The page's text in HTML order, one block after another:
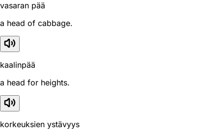
vasaran pää
a head of cabbage.
kaalinpää
a head for heights.
korkeuksien ystävyys